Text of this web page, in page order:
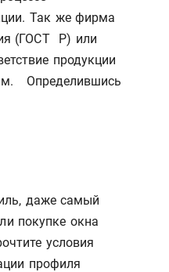
Так же фирма
(ГОСТ Р) или
продукции
Определившись
даже самый
покупке окна
условия
профиля